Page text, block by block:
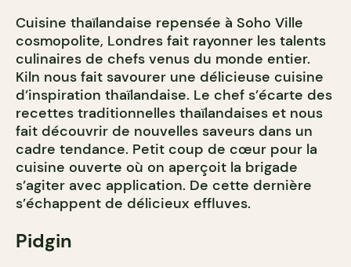
Cuisine thaïlandaise repensée à Soho Ville
cosmopolite, Londres fait rayonner les talents
culinaires de chefs venus du monde entier.
Kiln nous fait savourer une délicieuse cuisine
d’inspiration thaïlandaise. Le chef s’écarte des
recettes traditionnelles thaïlandaises et nous
fait découvrir de nouvelles saveurs dans un
cadre tendance. Petit coup de cœur pour la
cuisine ouverte où on aperçoit la brigade
s’agiter avec application. De cette dernière
s’échappent de délicieux effluves.
Pidgin